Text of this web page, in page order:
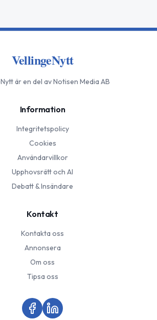
VellingeNytt
är en del av Notisen Media AB
Information
Integritetspolicy
Cookies
Användarvillkor
Upphovsrätt och AI
Debatt & Insändare
Kontakt
Kontakta oss
Annonsera
Om oss
Tipsa oss